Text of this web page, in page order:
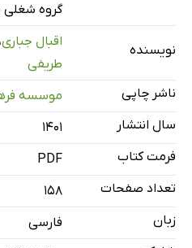
فصل پنجم: نمونه‌گیریگروه شغلی
نویسنده
اقبال جباری،
طریفی
ناشر چاپی
موسسه
سال انتشار
۱۴۰۱
فرمت کتاب
PDF
تعداد صفحات
158
زبان
فارسی